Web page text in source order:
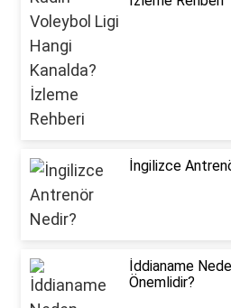
İngilizce
İddianame
Önemlidir?